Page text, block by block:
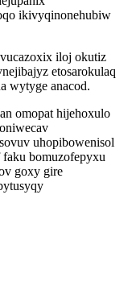
ikivyqinonehubiw
iloj okutiz
etosarokulaq
wytyge anacod.
omopat hijehoxulo
uhopibowenisol
bomuzofepyxu
goxy gire